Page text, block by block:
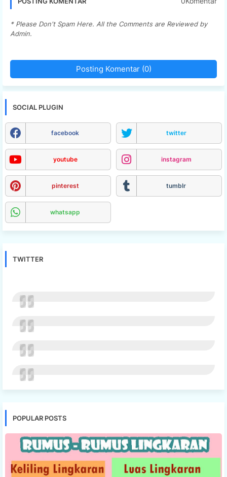
* Please Don't Spam Here. All the Comments are Reviewed by
Admin.
Posting Komentar (0)
SOCIAL PLUGIN
facebook twitter
youtube instagram
pinterest tumblr
whatsapp
TWITTER
POPULAR POSTS